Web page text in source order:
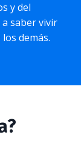
y del
saber vivir
demás.